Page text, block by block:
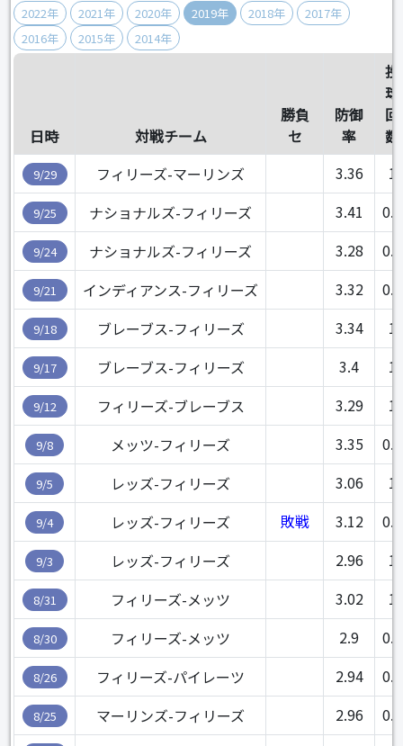
2022年 2021年 2020年 2019年 2018年
2017年
2016年
2015年 2014年
日時 対戦チーム
勝負
セ
防御
率
投
球
回
数
9/29 フィリーズ-マーリンズ 3.36 1
9/25 ナショナルズ-フィリーズ 3.41 0.1
9/24 ナショナルズ-フィリーズ 3.28 0.2
9/21 インディアンス-フィリーズ 3.32 0.1
9/18 ブレーブス-フィリーズ 3.34 1
9/17 ブレーブス-フィリーズ 3.4 1
9/12 フィリーズ-ブレーブス 3.29 1
9/8 メッツ-フィリーズ 3.35 0.2
9/5 レッズ-フィリーズ 3.06 1
9/4 レッズ-フィリーズ 敗戦 3.12 0.1
9/3 レッズ-フィリーズ 2.96 1
8/31 フィリーズ-メッツ 3.02 1
8/30 フィリーズ-メッツ 2.9 0.2
8/26 フィリーズ-パイレーツ 2.94 0.1
8/25 マーリンズ-フィリーズ 2.96 0.2